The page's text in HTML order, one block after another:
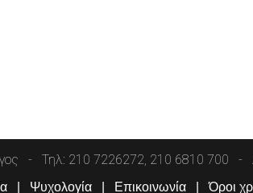
Τηλ: 210 7226272, 210 6810 700
Ψυχολογία Επικοινωνία Όροι